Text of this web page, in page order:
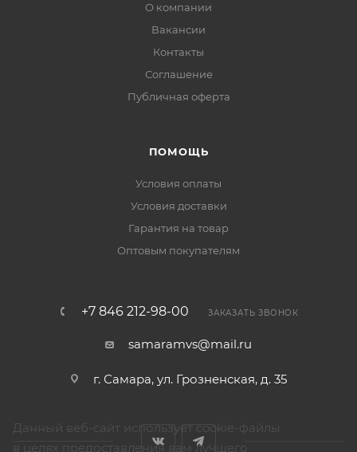
О компании
Вакансии
Контакты
Соглашение
Публичная оферта
ПОМОЩЬ
Условия оплаты
Условия доставки
Гарантия на товар
Оптовым покупателям
+7 846 212-98-00 ЗАКАЗАТЬ ЗВОНОК
samaramvs@mail.ru
г. Самара, ул. Грозненская, д. 35
Данный веб-сайт использует cookie-файлы
в целях предоставления вам лучшего